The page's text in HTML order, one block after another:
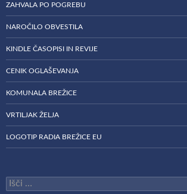
ZAHVALA PO POGREBU
NAROČILO OBVESTILA
KINDLE ČASOPISI IN REVIJE
CENIK OGLAŠEVANJA
KOMUNALA BREŽICE
VRTILJAK ŽELJA
LOGOTIP RADIA BREŽICE EU
Išči: